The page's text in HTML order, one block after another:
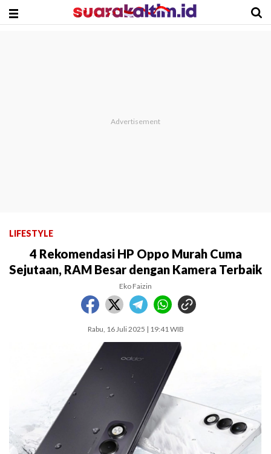
LIFESTYLE
4 Rekomendasi HP Oppo Murah Cuma
Sejutaan, RAM Besar dengan Kamera Terbaik
Eko Faizin
Rabu, 16 Juli 2025 | 19:41 WIB